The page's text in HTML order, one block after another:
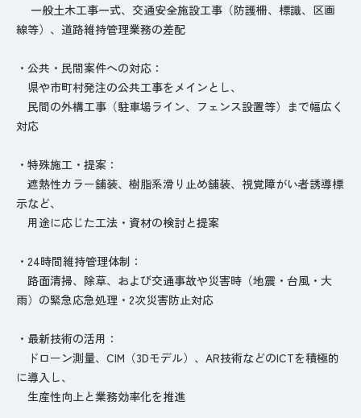
一般土木工事一式、交通安全施設工事（防護柵、標識、区画
線等）、道路維持管理業務の差配
・公共・民間案件への対応：
県や市町村発注の公共工事をメインとし、
民間の外構工事（駐車場ライン、フェンス設置等）まで幅広く
対応
・特殊施工・提案：
遮熱性カラー舗装、樹脂系滑り止め舗装、視覚障がい者誘導標
示など、
用途に応じた工法・資材の検討と提案
・24時間維持管理体制：
路面清掃、除草、および交通事故や災害時（地震・台風・大
雨）の緊急応急処理・2次災害防止対応
・最新技術の活用：
ドローン測量、CIM（3Dモデル）、AR技術などのICTを積極的
に導入し、
生産性向上と業務効率化を推進